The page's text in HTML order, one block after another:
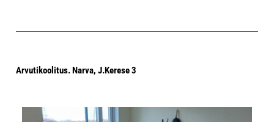
Arvutikoolitus. Narva, J.Kerese 3